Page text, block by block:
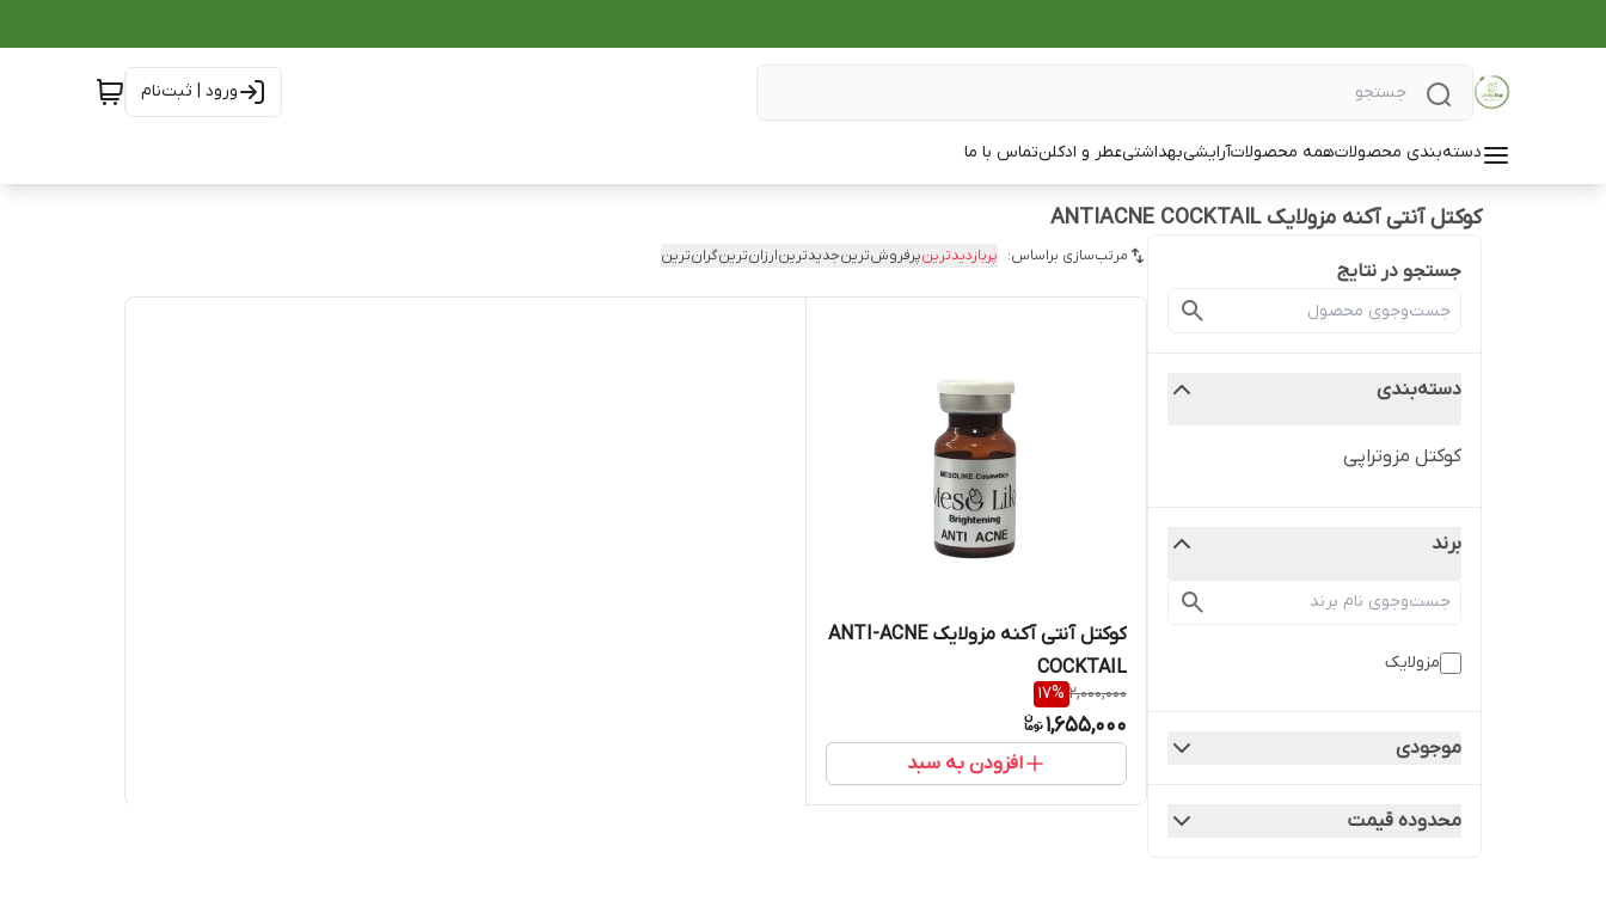
ورود | ثبت‌نام
دسته‌بندی محصولاتهمه محصولاتآرایشیبهداشتیعطر و ادکلنتماس با ما
کوکتل آنتی آکنه مزولایک ANTIACNE COCKTAIL
جستجو در نتایج
دسته‌بندی
کوکتل مزوتراپی
برند
مزولایک
موجودی
محدوده قیمت
مرتب‌سازی براساس: پربازدیدترینپرفروش‌ترینجدیدترینارزان‌ترینگران‌ترین
کوکتل آنتی آکنه مزولایک ANTI-ACNE
COCKTAIL
2,000,000
17%
1,655,000
افزودن به سبد